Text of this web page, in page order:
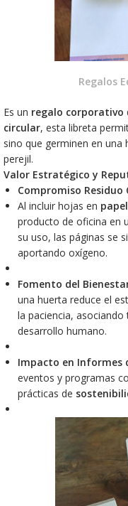
Regalos
Es un regalo corporativo
circular, esta libreta
sino que germinen en una
perejil.
Valor Estratégico y
Compromiso Residuo
Al incluir hojas en
producto de oficina en
su uso, las páginas se
aportando oxígeno.
Fomento del
una huerta reduce el
la paciencia,
desarrollo humano.
Impacto en Informes
eventos y programas
prácticas de